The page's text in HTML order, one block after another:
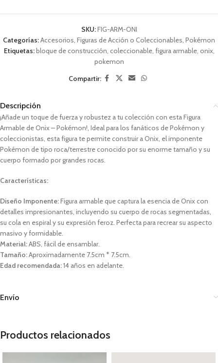
SKU:FIG-ARM-ONI
Categorías:Accesorios, Figuras de Acción o Coleccionables, Pokémon
Etiquetas: bloque de construcción, coleccionable, figura armable, onix,
pokemon
Compartir:
Descripción
¡Añade un toque de fuerza y robustez a tu colección con esta Figura
Armable de Onix – Pokémon!, Ideal para los fanáticos de Pokémon y
coleccionistas, esta figura te permite construir a Onix, el imponente
Pokémon de tipo roca/terrestre conocido por su enorme tamaño y su
cuerpo formado por grandes rocas.
Características:
Diseño Imponente:Figura armable que captura la esencia de Onix con
detalles impresionantes, incluyendo su cuerpo de rocas segmentadas,
su cola en espiral y su expresión feroz. Perfecta para recrear su aspecto
masivo y formidable.
Material:ABS, fácil de ensamblar.
Tamaño:Aproximadamente 7.5cm * 7.5cm.
Edad recomendada:14 años en adelante.
Envío
Productos relacionados